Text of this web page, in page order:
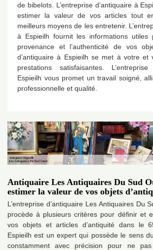
de bibelots. L’entreprise d’antiquaire à
estimer la valeur de vos articles tout
meilleurs moyens de les entretenir.
à Espieilh fournit les informations utiles
provenance et l’authenticité de vos
d’antiquaire à Espieilh se met à votre et
prestations satisfaisantes.
Espieilh vous promet un travail soigné,
professionnelle et qualité.
Antiquaire Les Antiquaires Du Sud
estimer la valeur de vos objets
L’entreprise d’antiquaire Les Antiquaires Du
procède à plusieurs critères pour définir et
vos objets et articles d’antiquité dans le
Espieilh est un expert qui possède le sens
constamment avec précision pour ne